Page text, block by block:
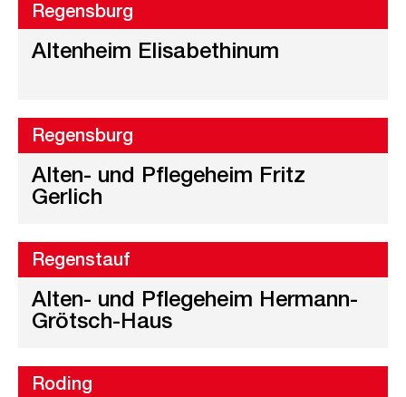
Regensburg
Altenheim Elisabethinum
Regensburg
Alten- und Pflegeheim Fritz
Gerlich
Regenstauf
Alten- und Pflegeheim Hermann-
Grötsch-Haus
Roding